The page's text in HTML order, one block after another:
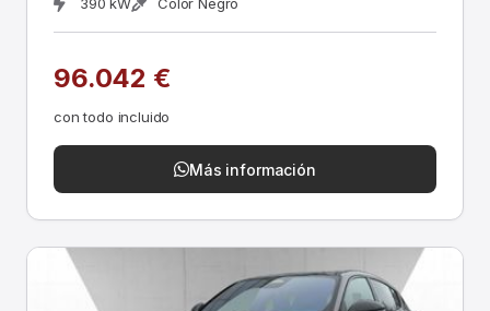
96.042 €
con todo incluido
Más información